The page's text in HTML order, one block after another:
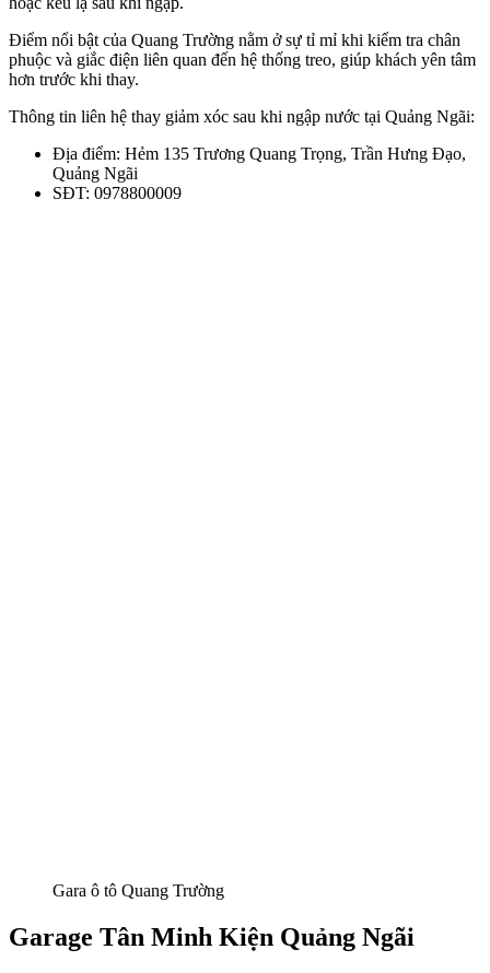
Điểm nổi bật của Quang Trường nằm ở sự tỉ mỉ khi kiểm tra chân
phuộc và giắc điện liên quan đến hệ thống treo, giúp khách yên tâm
hơn trước khi thay.
Thông tin liên hệ thay giảm xóc sau khi ngập nước tại Quảng Ngãi:
Địa điểm: Hẻm 135 Trương Quang Trọng, Trần Hưng Đạo,
Quảng Ngãi
SĐT: 0978800009
Gara ô tô Quang Trường
Garage Tân Minh Kiện Quảng Ngãi